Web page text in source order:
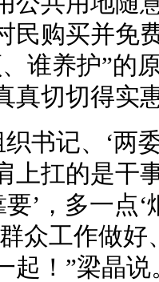
民购买并免
谁养护”的
真切切得实
书记、‘两
上扛的是干
’，多一点
众工作做
起！”梁晶说